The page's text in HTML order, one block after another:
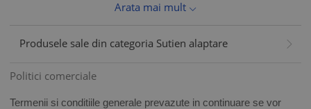
Arata mai mult
Produsele sale din categoria Sutien alaptare
Politici comerciale
Termenii si conditiile generale prevazute in continuare se vor